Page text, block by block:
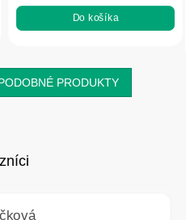
Do košíka
PRODUKTY